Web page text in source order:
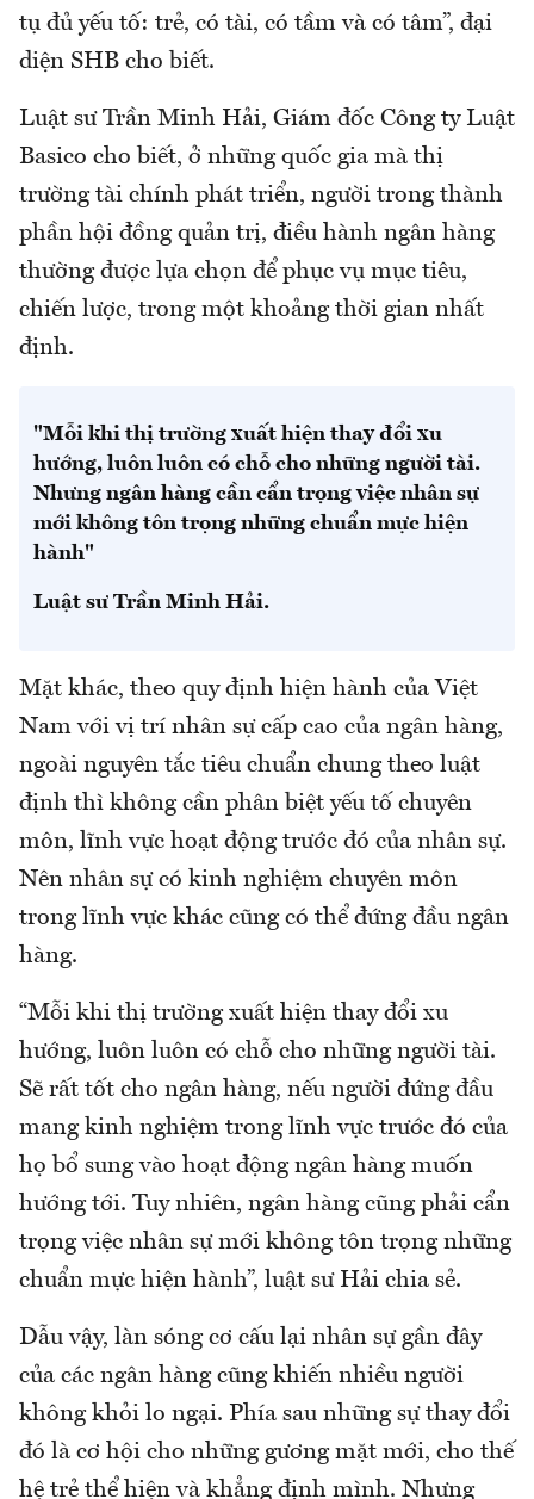
tụ đủ yếu tố: trẻ, có tài, có tầm và có tâm”, đại
diện SHB cho biết.
Luật sư Trần Minh Hải, Giám đốc Công ty Luật
Basico cho biết, ở những quốc gia mà thị
trường tài chính phát triển, người trong thành
phần hội đồng quản trị, điều hành ngân hàng
thường được lựa chọn để phục vụ mục tiêu,
chiến lược, trong một khoảng thời gian nhất
định.
"Mỗi khi thị trường xuất hiện thay đổi xu
hướng, luôn luôn có chỗ cho những người tài.
Nhưng ngân hàng cần cẩn trọng việc nhân sự
mới không tôn trọng những chuẩn mực hiện
hành"
Luật sư Trần Minh Hải.
Mặt khác, theo quy định hiện hành của Việt
Nam với vị trí nhân sự cấp cao của ngân hàng,
ngoài nguyên tắc tiêu chuẩn chung theo luật
định thì không cần phân biệt yếu tố chuyên
môn, lĩnh vực hoạt động trước đó của nhân sự.
Nên nhân sự có kinh nghiệm chuyên môn
trong lĩnh vực khác cũng có thể đứng đầu ngân
hàng.
“Mỗi khi thị trường xuất hiện thay đổi xu
hướng, luôn luôn có chỗ cho những người tài.
Sẽ rất tốt cho ngân hàng, nếu người đứng đầu
mang kinh nghiệm trong lĩnh vực trước đó của
họ bổ sung vào hoạt động ngân hàng muốn
hướng tới. Tuy nhiên, ngân hàng cũng phải cẩn
trọng việc nhân sự mới không tôn trọng những
chuẩn mực hiện hành”, luật sư Hải chia sẻ.
Dẫu vậy, làn sóng cơ cấu lại nhân sự gần đây
của các ngân hàng cũng khiến nhiều người
không khỏi lo ngại. Phía sau những sự thay đổi
đó là cơ hội cho những gương mặt mới, cho thế
hệ trẻ thể hiện và khẳng định mình. Nhưng